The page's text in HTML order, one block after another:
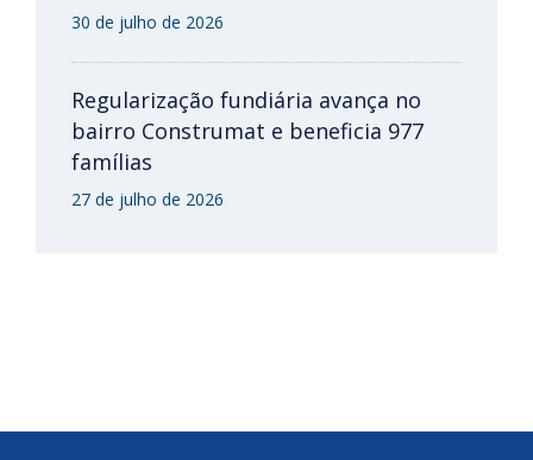
30 de julho de 2026
Regularização fundiária avança no
bairro Construmat e beneficia 977
famílias
27 de julho de 2026